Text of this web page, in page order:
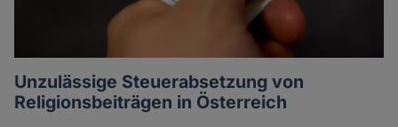
Unzulässige Steuerabsetzung von
Religionsbeiträgen in Österreich